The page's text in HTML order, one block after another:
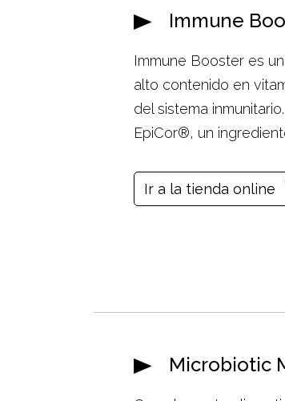
Immune
Immune Booster es
alto contenido en
del sistema
EpiCor®, un
Ir a la tienda online
Microbiotic